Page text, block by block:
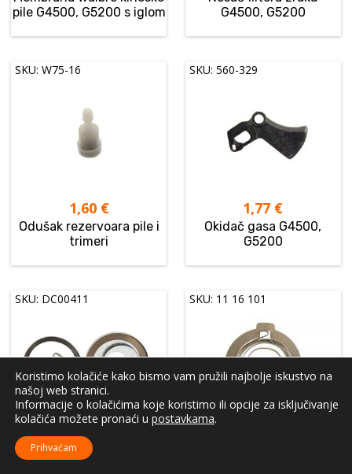
pile G4500, G5200 s iglom
G4500, G5200
SKU: W75-16
1,60 €
Odušak rezervoara pile i
trimeri
SKU: 560-329
1,77 €
Okidač gasa G4500,
G5200
SKU: DC00411
6,20
Opruga Easy Start G4500,
SKU: 11 16 101
Koristimo kolačiće kako bismo vam pružili najbolje iskustvo na
našoj web stranici.
Informacije o kolačićima koje koristimo ili opcije za isključivanje
kolačića možete pronaći u postavkama.
Prihvaćam